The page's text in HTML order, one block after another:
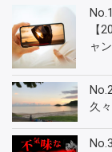
No.1
【
ャ
久
No.3